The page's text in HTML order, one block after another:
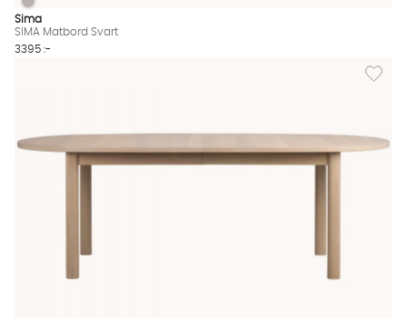
SIMA Matbord Svart Finns även i dessa färger:
SIMA Matbord Svart
Sima
SIMA Matbord Svart
3395 :-
Lägg